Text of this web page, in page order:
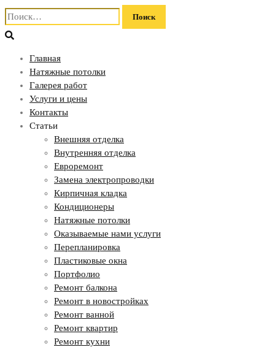
Найти:
Главная
Натяжные потолки
Галерея работ
Услуги и цены
Контакты
Статьи
Внешняя отделка
Внутренняя отделка
Евроремонт
Замена электропроводки
Кирпичная кладка
Кондиционеры
Натяжные потолки
Оказываемые нами услуги
Перепланировка
Пластиковые окна
Портфолио
Ремонт балкона
Ремонт в новостройках
Ремонт ванной
Ремонт квартир
Ремонт кухни